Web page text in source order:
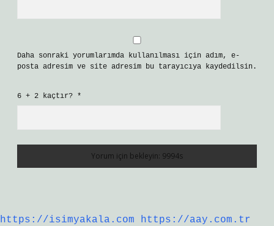
Daha sonraki yorumlarımda kullanılması için adım, e-
posta adresim ve site adresim bu tarayıcıya kaydedilsin.
6 + 2 kaçtır? *
https://isimyakala.com
https://aay.com.tr